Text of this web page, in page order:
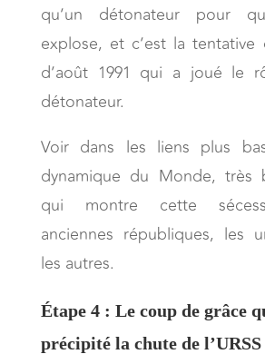
qu’un détonateur pour
explose, et c’est la tentative
d’août 1991 qui a joué le
détonateur.
Voir dans les liens plus
dynamique du Monde, très
qui montre cette
anciennes républiques, les
les autres.
Étape 4 : Le coup de grâce
précipité la chute de